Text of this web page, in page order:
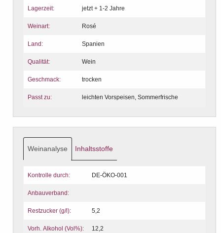
Lagerzeit: jetzt + 1-2 Jahre
Weinart: Rosé
Land: Spanien
Qualität: Wein
Geschmack: trocken
Passt zu: leichten Vorspeisen, Sommerfrische
Weinanalyse Inhaltsstoffe
Kontrolle durch: DE-ÖKO-001
Anbauverband:
Restzucker (g/l): 5,2
Vorh. Alkohol (Vol%): 12,2